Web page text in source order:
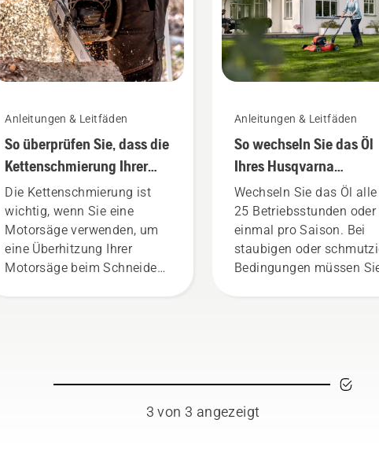
Anleitungen & Leitfäden
So überprüfen Sie, dass die
Kettenschmierung Ihrer
Motorsäge funktioniert
Die Kettenschmierung ist
wichtig, wenn Sie eine
Motorsäge verwenden, um
eine Überhitzung Ihrer
Motorsäge beim Schneiden
von Schiene und Kette.
Anleitungen & Leitfäden
So wechseln Sie das Öl
Ihres Husqvarna
Rasenmähers
Wechseln Sie das Öl alle
25 Betriebsstunden oder
einmal pro Saison. Bei
staubigen oder
Bedingungen müssen
3 von 3 angezeigt